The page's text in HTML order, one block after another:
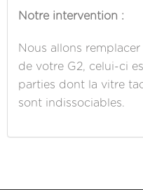
Notre intervention :
Nous allons
de votre G2, celui-ci
parties dont la vitre
sont indissociables.